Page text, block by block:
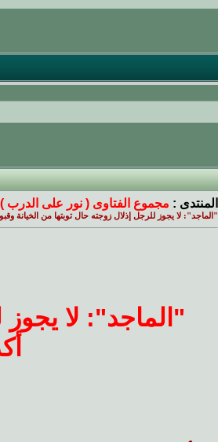
المنتدى : مجموع الفتاوى ( نور على الدرب )
"الماجد": لا يجوز للرجل إذلال زوجته حال توبتها من الخيانة
"الماجد": لا يجوز